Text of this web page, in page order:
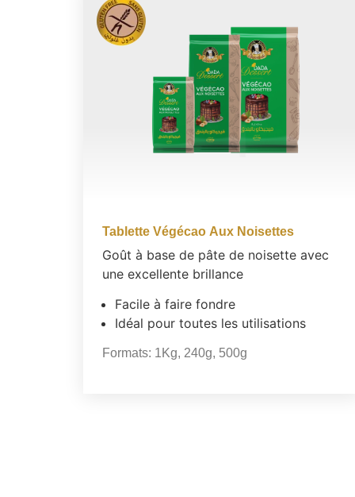
Tablette Végécao Aux Noisettes
Goût à base de pâte de noisette avec
une excellente brillance
Facile à faire fondre
Idéal pour toutes les utilisations
Formats: 1Kg, 240g, 500g